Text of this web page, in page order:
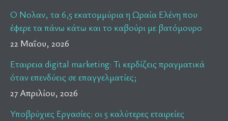
Ο Νολαν, τα 6,5 εκατομμύρια η Ωραία Ελένη που
έφερε τα πάνω κάτω και το καβούρι με βατόμουρο
22 Μαΐου, 2026
Εταιρεια digital marketing: Τι κερδίζεις πραγματικά
όταν επενδύεις σε επαγγελματίες;
27 Απριλίου, 2026
Υποβρύχιες Εργασίες: οι 5 καλύτερες εταιρείες